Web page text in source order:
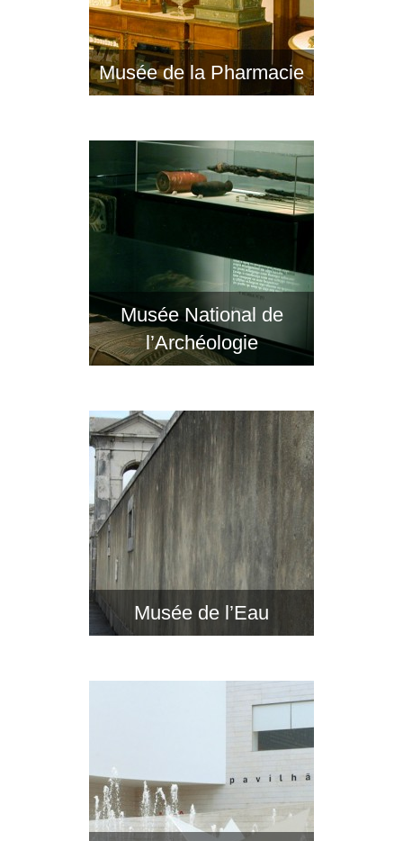
Musée de la Pharmacie
Musée National de
l’Archéologie
Musée de l’Eau